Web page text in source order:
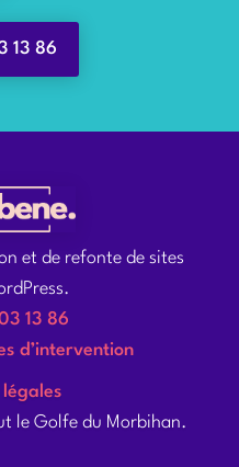
13 86
légales
le Golfe du Morbihan.
et de refonte de sites
13 86
d’intervention